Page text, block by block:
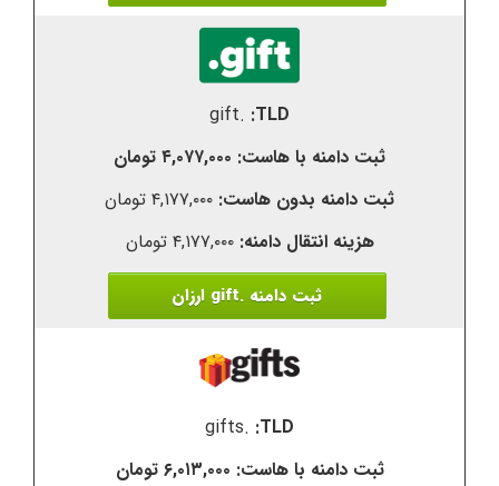
.gift
۴,۰۷۷,۰۰۰ تومان
۴,۱۷۷,۰۰۰ تومان
۴,۱۷۷,۰۰۰ تومان
ثبت دامنه .gift ارزان
.gifts
۶,۰۱۳,۰۰۰ تومان